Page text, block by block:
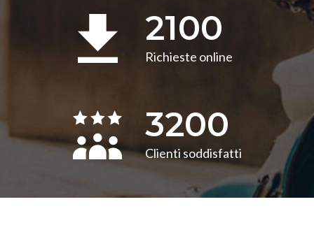
2100
Richieste online
3200
Clienti soddisfatti